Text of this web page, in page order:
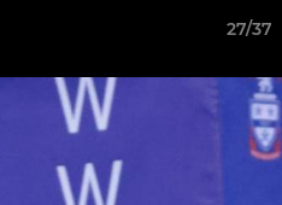
27/37